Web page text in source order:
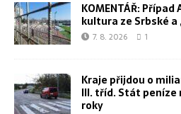
KOMENTÁŘ:
kultura ze Srbské a
7. 8. 2026 1
Kraje přijdou o
III. tříd. Stát
roky